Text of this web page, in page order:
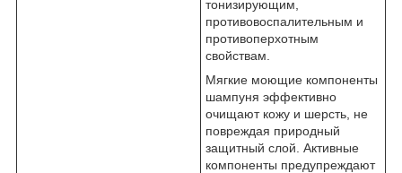
тонизирующим,
противовоспалительным и
противоперхотным
свойствам.
Мягкие моющие компоненты
шампуня эффективно
очищают кожу и шерсть, не
повреждая природный
защитный слой. Активные
компоненты предупреждают